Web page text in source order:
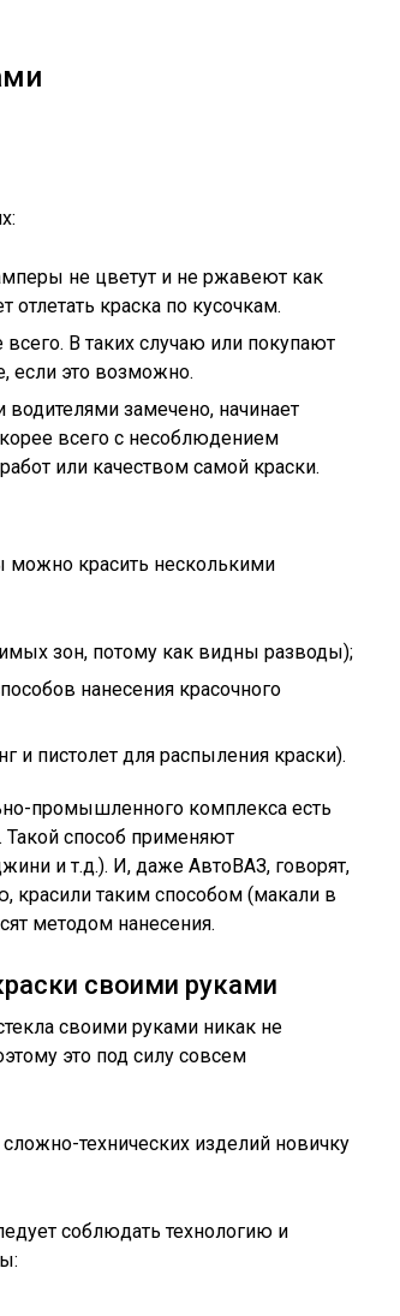
не цветут и не ржавеют как
отлетать краска по кусочкам.
В таких случаю или покупают
если это возможно.
замечено, начинает
всего с несоблюдением
или качеством самой краски.
можно красить несколькими
зон, потому как видны разводы);
нанесения красочного
и пистолет для распыления краски).
промышленного комплекса есть
Такой способ применяют
и т.д.). И, даже АвтоВАЗ, говорят,
красили таким способом (макали в
методом нанесения.
своими руками
своими руками никак не
это под силу совсем
технических изделий новичку
соблюдать технологию и